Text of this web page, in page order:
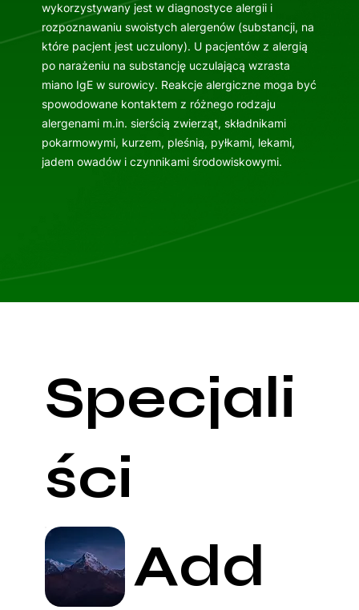
wykorzystywany jest w diagnostyce alergii i
rozpoznawaniu swoistych alergenów (substancji, na
które pacjent jest uczulony). U pacjentów z alergią
po narażeniu na substancję uczulającą wzrasta
miano IgE w surowicy. Reakcje alergiczne moga być
spowodowane kontaktem z różnego rodzaju
alergenami m.in. sierścią zwierząt, składnikami
pokarmowymi, kurzem, pleśnią, pyłkami, lekami,
jadem owadów i czynnikami środowiskowymi.
Specjali
ści
Add